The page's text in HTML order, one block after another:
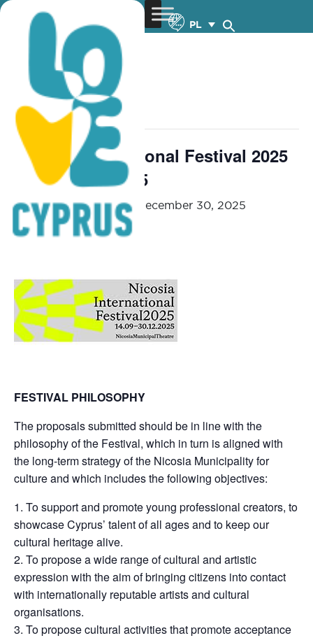
PL
« Wszystkie Wydarzenia
wydarzenie już minęło.
Nicosia International Festival 2025
– 14.9-30.12.2025
September 14, 2025- December 30, 2025
CHECK PROGRAMME
FESTIVAL PHILOSOPHY
The proposals submitted should be in line with the
philosophy of the Festival, which in turn is aligned with
the long-term strategy of the Nicosia Municipality for
culture and which includes the following objectives:
1. To support and promote young professional creators, to
showcase Cyprus’ talent of all ages and to keep our
cultural heritage alive.
2. To propose a wide range of cultural and artistic
expression with the aim of bringing citizens into contact
with internationally reputable artists and cultural
organisations.
3. To propose cultural activities that promote acceptance